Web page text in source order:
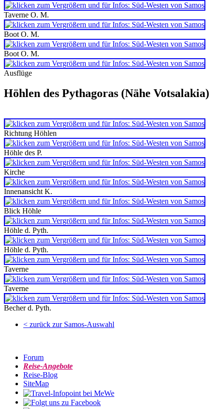
Taverne O. M.
Boot O. M.
Boot O. M.
Ausflüge
Höhlen des Pythagoras (Nähe Votsalakia)
Richtung Höhlen
Höhle des P.
Kirche
Innenansicht K.
Blick Höhle
Höhle d. Pyth.
Höhle d. Pyth.
Taverne
Taverne
Becher d. Pyth.
< zurück zur Samos-Auswahl
Forum
Reise-Angebote
Reise-Blog
SiteMap